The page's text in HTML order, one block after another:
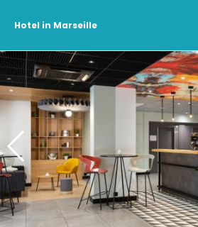
Hotel in Marseille